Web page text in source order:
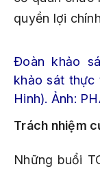
quyền lợi
Đoàn khảo
khảo sát thực
Hinh). Ảnh:
Trách nhiệm
Những buổi